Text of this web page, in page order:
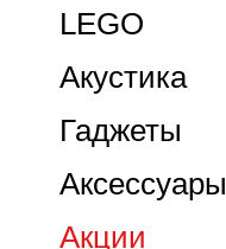
Акции
Аксессуары
Гаджеты
Акустика
LEGO